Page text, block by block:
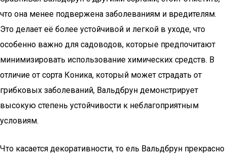
что она менее подвержена заболеваниям и вредителям.
Это делает её более устойчивой и легкой в уходе, что
особенно важно для садоводов, которые предпочитают
минимизировать использование химических средств. В
отличие от сорта Коника, который может страдать от
грибковых заболеваний, Вальдбрун демонстрирует
высокую степень устойчивости к неблагоприятным
условиям.
Что касается декоративности, то ель Вальдбрун прекрасно